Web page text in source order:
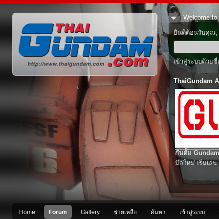
Welcome to
ยินดีต้อนรับคุณ,
เข้าสู่ระบบด้วย
ThaiGundam
กันดั้ม
มือใหม่ เริ่มเล่น
Home Forum Gallery ช่วยเหลือ ค้นหา เข้าสู่ระบบ